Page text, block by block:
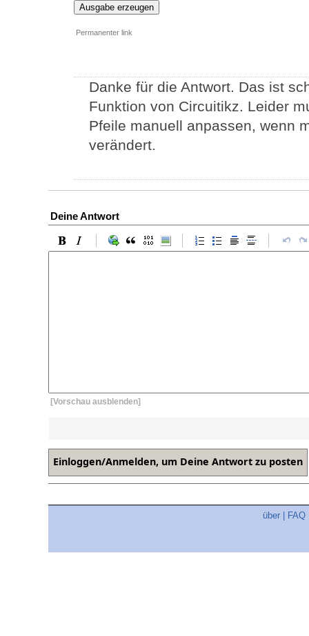
Ausgabe erzeugen
Permanenter link
Danke für die Antwort. Das ist
Funktion von Circuitikz. Leider
Pfeile manuell anpassen, wenn
verändert.
Deine Antwort
[Vorschau ausblenden]
über FAQ